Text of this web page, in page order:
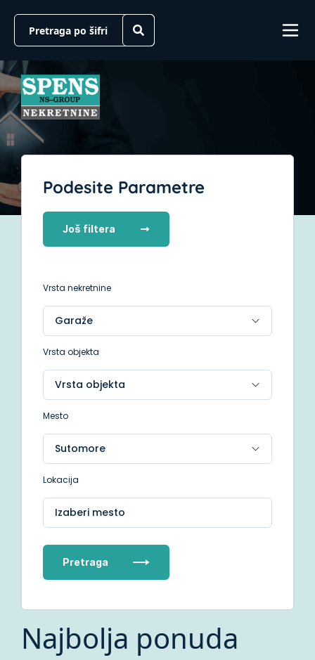
Podesite Parametre
Još filtera
Vrsta nekretnine
Vrsta objekta
Mesto
Lokacija
Izaberi mesto
Pretraga
Najbolja ponuda